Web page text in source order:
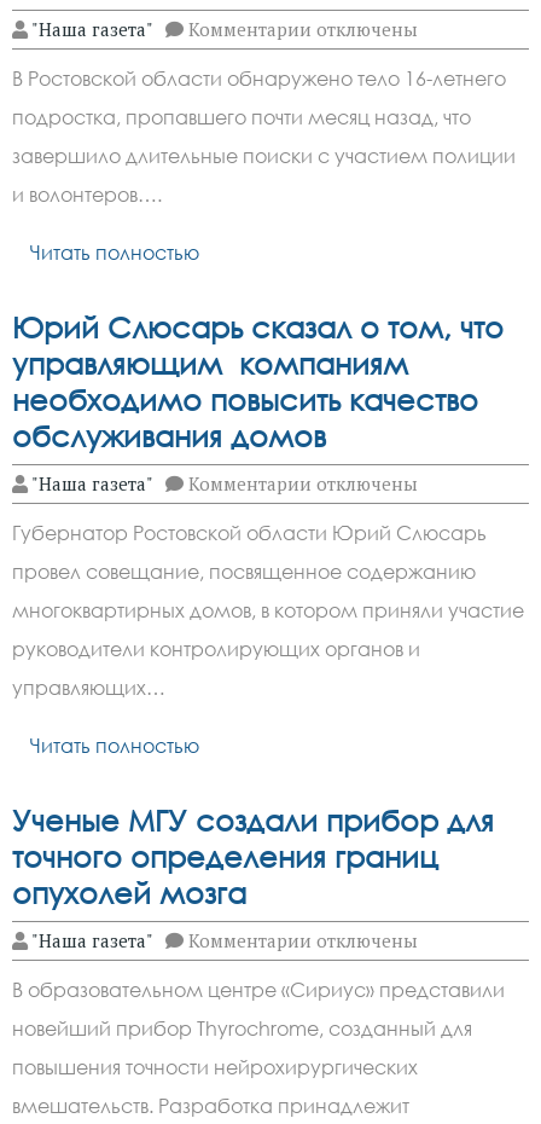
"Наша газета" Комментарии к
записи
пропавшего
в
Ростовской
области
подростка
отключены
В Ростовской области обнаружено тело 16-летнего
подростка, пропавшего почти месяц назад, что
завершило длительные поиски с участием полиции
и волонтеров….
Читать полностью
Юрий Слюсарь сказал о том, что
управляющим компаниям
необходимо повысить качество
обслуживания домов
"Наша газета" Комментарии к
записи
Юрий
Слюсарь
сказал
о
том,
что
управляющим
компаниям
отключены
Губернатор Ростовской области Юрий Слюсарь
провел совещание, посвященное содержанию
многоквартирных домов, в котором приняли участие
руководители контролирующих органов и
управляющих…
Читать полностью
Ученые МГУ создали прибор для
точного определения границ
опухолей мозга
"Наша газета" Комментарии к
записи
МГУ
создали
прибор
для
точного
определения
отключены
В образовательном центре «Сириус» представили
новейший прибор Thyrochrome, созданный для
повышения точности нейрохирургических
вмешательств. Разработка принадлежит